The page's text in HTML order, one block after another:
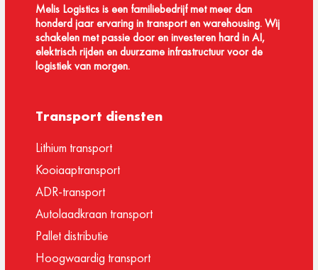
Melis Logistics is een familiebedrijf met meer dan
honderd jaar ervaring in transport en warehousing. Wij
schakelen met passie door en investeren hard in AI,
elektrisch rijden en duurzame infrastructuur voor de
logistiek van morgen.
Transport diensten
Lithium transport
Kooiaaptransport
ADR-transport
Autolaadkraan transport
Pallet distributie
Hoogwaardig transport